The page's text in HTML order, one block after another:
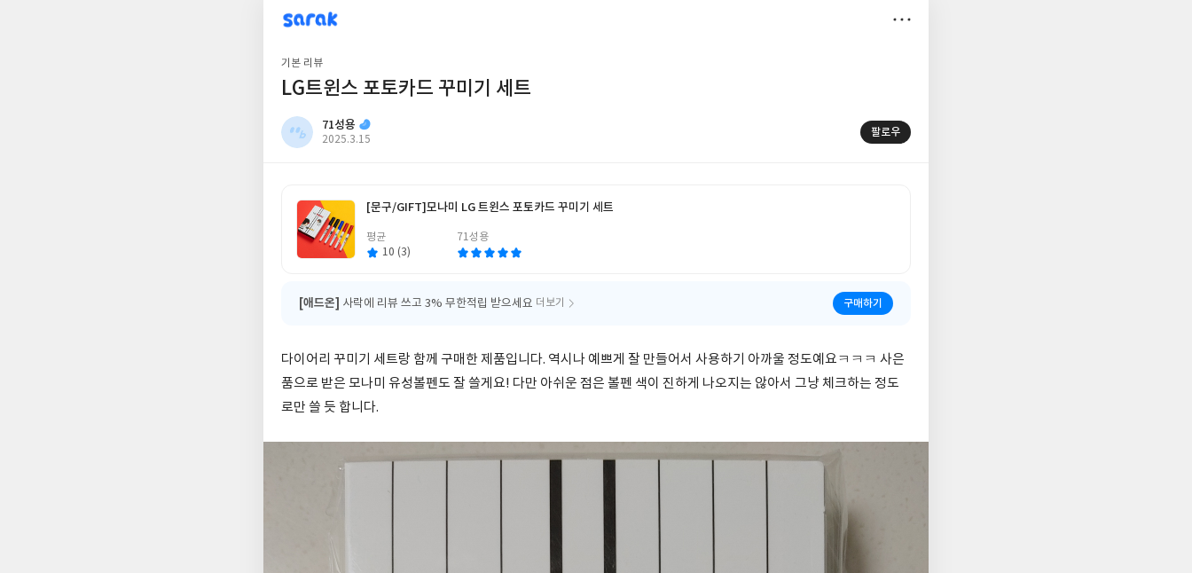
sarak
71성용
기본 리뷰
LG트윈스 포토카드 꾸미기 세트
71성용
작
2025.3.15
팔로우
[문구/GIFT]모나미 LG 트윈스 포토카드 꾸미기 세트
쓴
이
평균
10 (3)
71성용
[애드온] 사락에 리뷰 쓰고 3% 무한적립 받으세요 더보기 구매하기
다이어리 꾸미기 세트랑 함께 구매한 제품입니다. 역시나 예쁘게 잘 만들어서 사용하기 아까울 정도예요ㅋㅋㅋ 사은
품으로 받은 모나미 유성볼펜도 잘 쓸게요! 다만 아쉬운 점은 볼펜 색이 진하게 나오지는 않아서 그냥 체크하는 정도
로만 쓸 듯 합니다.